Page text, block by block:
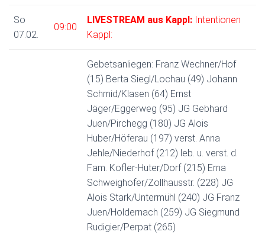
So
07.02.
09:00
LIVESTREAM aus Kappl: Intentionen
Kappl:
Gebetsanliegen: Franz Wechner/Hof
(15) Berta Siegl/Lochau (49) Johann
Schmid/Klasen (64) Ernst
Jäger/Eggerweg (95) JG Gebhard
Juen/Pirchegg (180) JG Alois
Huber/Höferau (197) verst. Anna
Jehle/Niederhof (212) leb. u. verst. d.
Fam. Kofler-Huter/Dorf (215) Erna
Schweighofer/Zollhausstr. (228) JG
Alois Stark/Untermühl (240) JG Franz
Juen/Holdernach (259) JG Siegmund
Rudigier/Perpat (265)